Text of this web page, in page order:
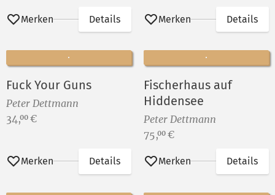
Merken Details Merken Details
Fuck Your Guns
Peter Dettmann
Preis:
34,00 €
Merken Details
Fischerhaus auf
Hiddensee
Peter Dettmann
Preis:
75,00 €
Merken Details